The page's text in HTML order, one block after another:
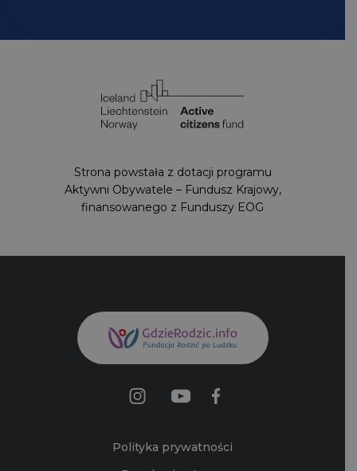
Strona powstała z dotacji programu Aktywni
Obywatele – Fundusz Krajowy,
finansowanego z Funduszy EOG
Polityka prywatności